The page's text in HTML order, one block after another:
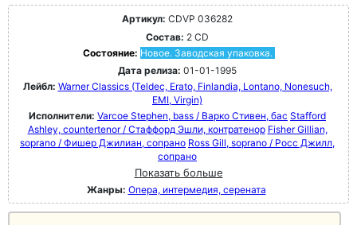
Артикул: CDVP 036282
Состав: 2 CD
Состояние: Новое. Заводская упаковка.
Дата релиза: 01-01-1995
Лейбл: Warner Classics (Teldec, Erato, Finlandia, Lontano, Nonesuch,
EMI, Virgin)
Исполнители: Varcoe Stephen, bass / Варко Стивен, бас Stafford
Ashley, countertenor / Стаффорд Эшли, контратенор Fisher Gillian,
soprano / Фишер Джилиан, сопрано Ross Gill, soprano / Росс Джилл,
сопрано
Показать больше
Жанры: Опера, интермедия, серената